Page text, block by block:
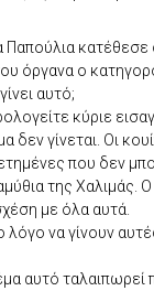
Παπούλια κατέθεσε
όργανα ο
αυτό;
κύριε
δεν γίνεται. Οι
που δεν
της Χαλιμάς.
με όλα αυτά.
λόγο να γίνουν
αυτό ταλαιπωρεί